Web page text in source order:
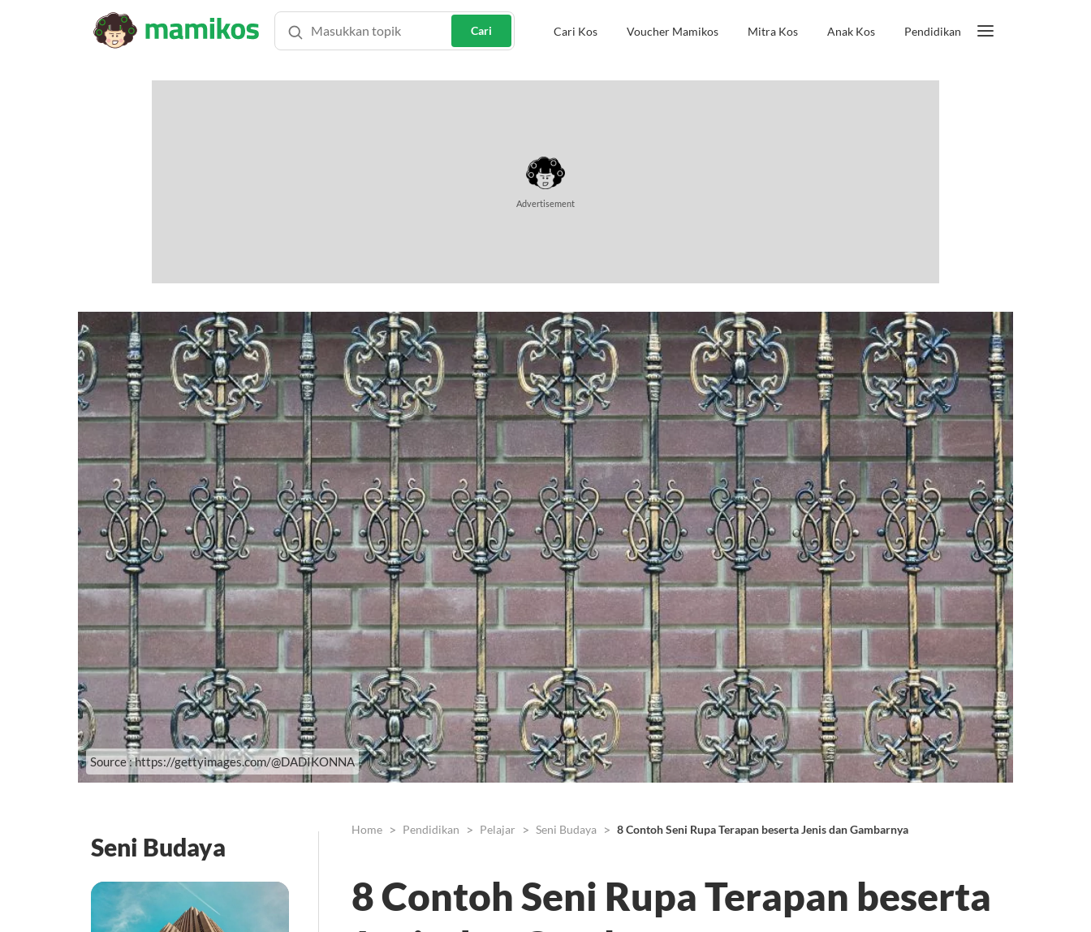
Cari Cari Kos Voucher Mamikos Mitra Kos Anak Kos Pendidikan
Advertisement
Source : https://gettyimages.com/@DADIKONNA
Seni Budaya
Home Pendidikan Pelajar Seni Budaya 8 Contoh Seni Rupa Terapan beserta Jenis dan Gambarnya
8 Contoh Seni Rupa Terapan beserta